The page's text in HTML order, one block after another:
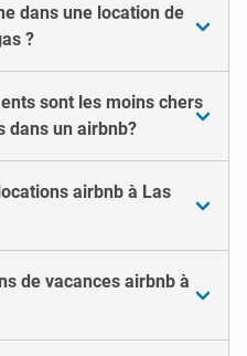
dans une location de
?
sont les moins chers
dans un airbnb?
airbnb à Las
de vacances airbnb à